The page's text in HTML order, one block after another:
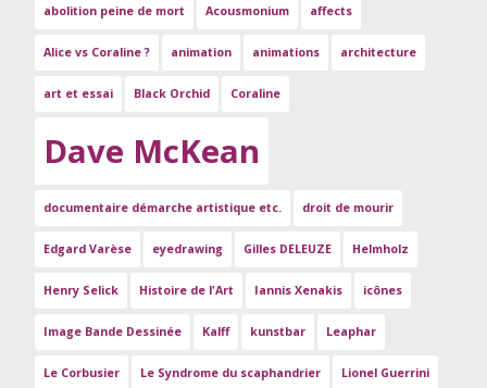
abolition peine de mort Acousmonium affects
Alice vs Coraline ? animation animations architecture
art et essai Black Orchid Coraline
Dave McKean
documentaire démarche artistique etc. droit de mourir
Edgard Varèse eyedrawing Gilles DELEUZE Helmholz
Henry Selick Histoire de l'Art Iannis Xenakis icônes
Image Bande Dessinée Kalff kunstbar Leaphar
Le Corbusier Le Syndrome du scaphandrier Lionel Guerrini